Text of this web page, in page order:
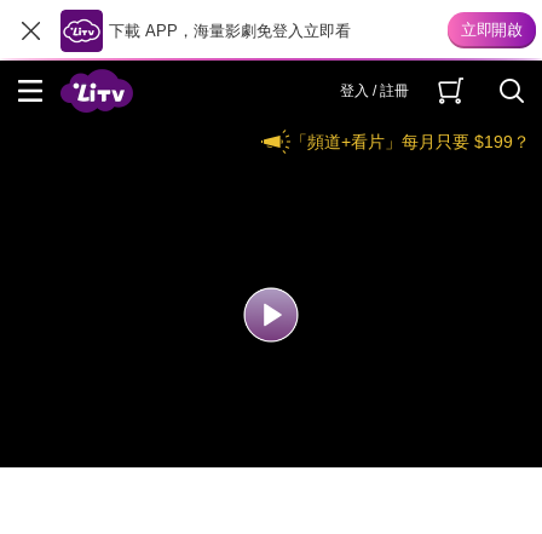
下載 APP，海量影劇免登入立即看
登入 / 註冊
「頻道+看片」每月只要 $199？